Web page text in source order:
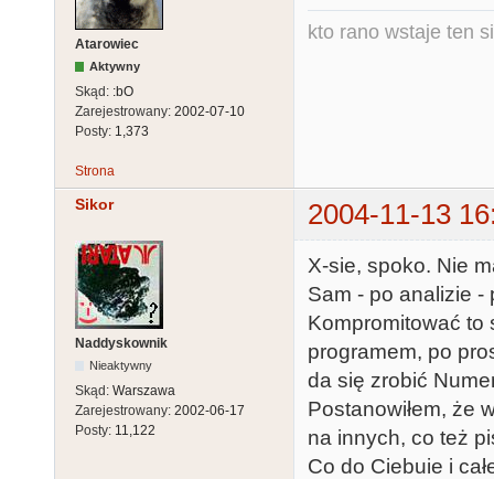
Atarowiec
Aktywny
Skąd: :bO
Zarejestrowany: 2002-07-10
Posty: 1,373
kto rano wstaje ten
Strona
Sikor 2004-11-13
Naddyskownik
Nieaktywny
Skąd: Warszawa
Zarejestrowany: 2002-06-17
Posty: 11,122
X-sie, spoko. Nie
Sam - po analizie -
Kompromitować to
programem, po
da się zrobić
Postanowiłem, że
na innych, co też
Co do Ciebuie i